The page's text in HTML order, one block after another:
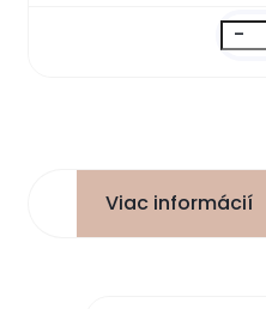
-
Viac informácií